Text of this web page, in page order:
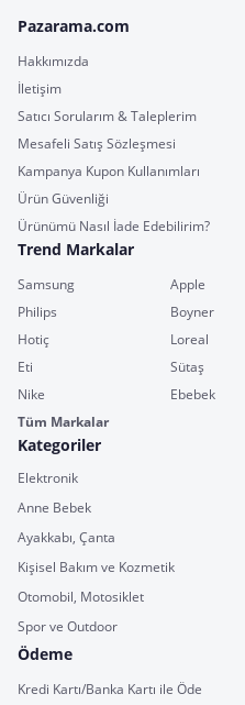
Pazarama.com
Hakkımızda
İletişim
Satıcı Sorularım & Taleplerim
Mesafeli Satış Sözleşmesi
Kampanya Kupon Kullanımları
Ürün Güvenliği
Ürünümü Nasıl İade Edebilirim?
Trend Markalar
Samsung Apple
Philips
Boyner
Hotiç
Loreal
Eti
Sütaş
Nike
Ebebek
Tüm Markalar
Kategoriler
Elektronik
Anne Bebek
Ayakkabı, Çanta
Kişisel Bakım ve Kozmetik
Otomobil, Motosiklet
Spor ve Outdoor
Ödeme
Kredi Kartı/Banka Kartı ile Öde